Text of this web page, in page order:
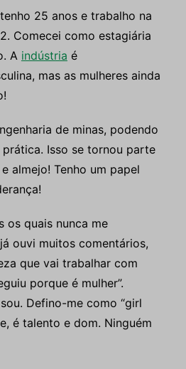
25 anos e trabalho na
Comecei como estagiária
A indústria é
mas as mulheres ainda
de minas, podendo
Isso se tornou parte
almejo! Tenho um papel
os quais nunca me
ouvi muitos comentários,
que vai trabalhar com
porque é mulher”.
Defino-me como “girl
é talento e dom. Ninguém